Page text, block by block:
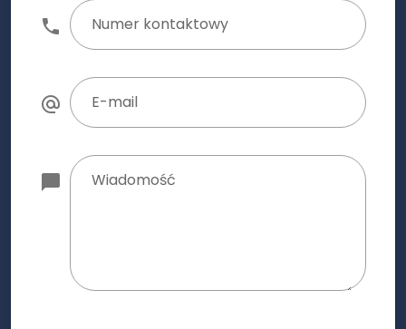
Numer kontaktowy
E-mail
Wiadomość